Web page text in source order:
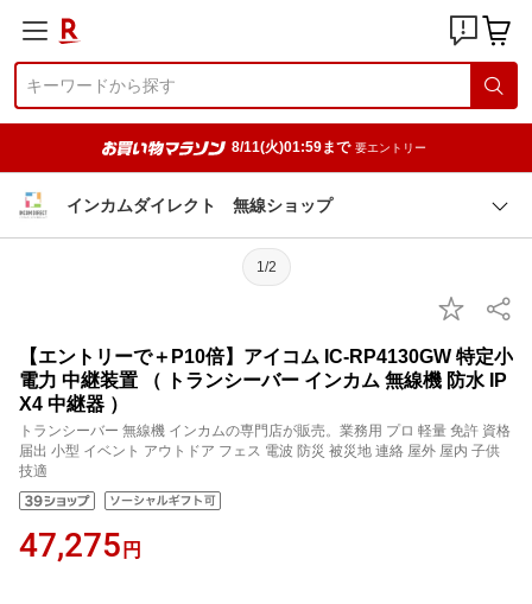
8/11(火)01:59まで 要エントリー
インカムダイレクト 無線ショップ
1/2
【エントリーで＋P10倍】アイコム IC-RP4130GW 特定小
電力 中継装置 （ トランシーバー インカム 無線機 防水 IP
X4 中継器 ）
トランシーバー 無線機 インカムの専門店が販売。業務用 プロ 軽量 免許 資格
届出 小型 イベント アウトドア フェス 電波 防災 被災地 連絡 屋外 屋内 子供
技適
47,275 円